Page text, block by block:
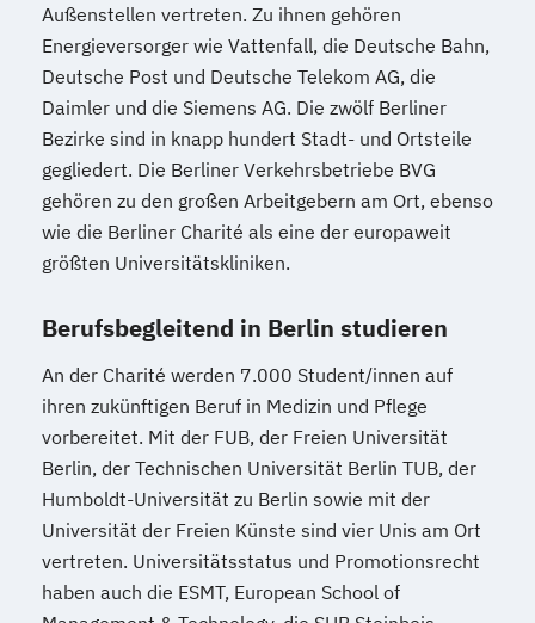
Außenstellen vertreten. Zu ihnen gehören
Energieversorger wie Vattenfall, die Deutsche Bahn,
Deutsche Post und Deutsche Telekom AG, die
Daimler und die Siemens AG. Die zwölf Berliner
Bezirke sind in knapp hundert Stadt- und Ortsteile
gegliedert. Die Berliner Verkehrsbetriebe BVG
gehören zu den großen Arbeitgebern am Ort, ebenso
wie die Berliner Charité als eine der europaweit
größten Universitätskliniken.
Berufsbegleitend in Berlin studieren
An der Charité werden 7.000 Student/innen auf
ihren zukünftigen Beruf in Medizin und Pflege
vorbereitet. Mit der FUB, der Freien Universität
Berlin, der Technischen Universität Berlin TUB, der
Humboldt-Universität zu Berlin sowie mit der
Universität der Freien Künste sind vier Unis am Ort
vertreten. Universitätsstatus und Promotionsrecht
haben auch die ESMT, European School of